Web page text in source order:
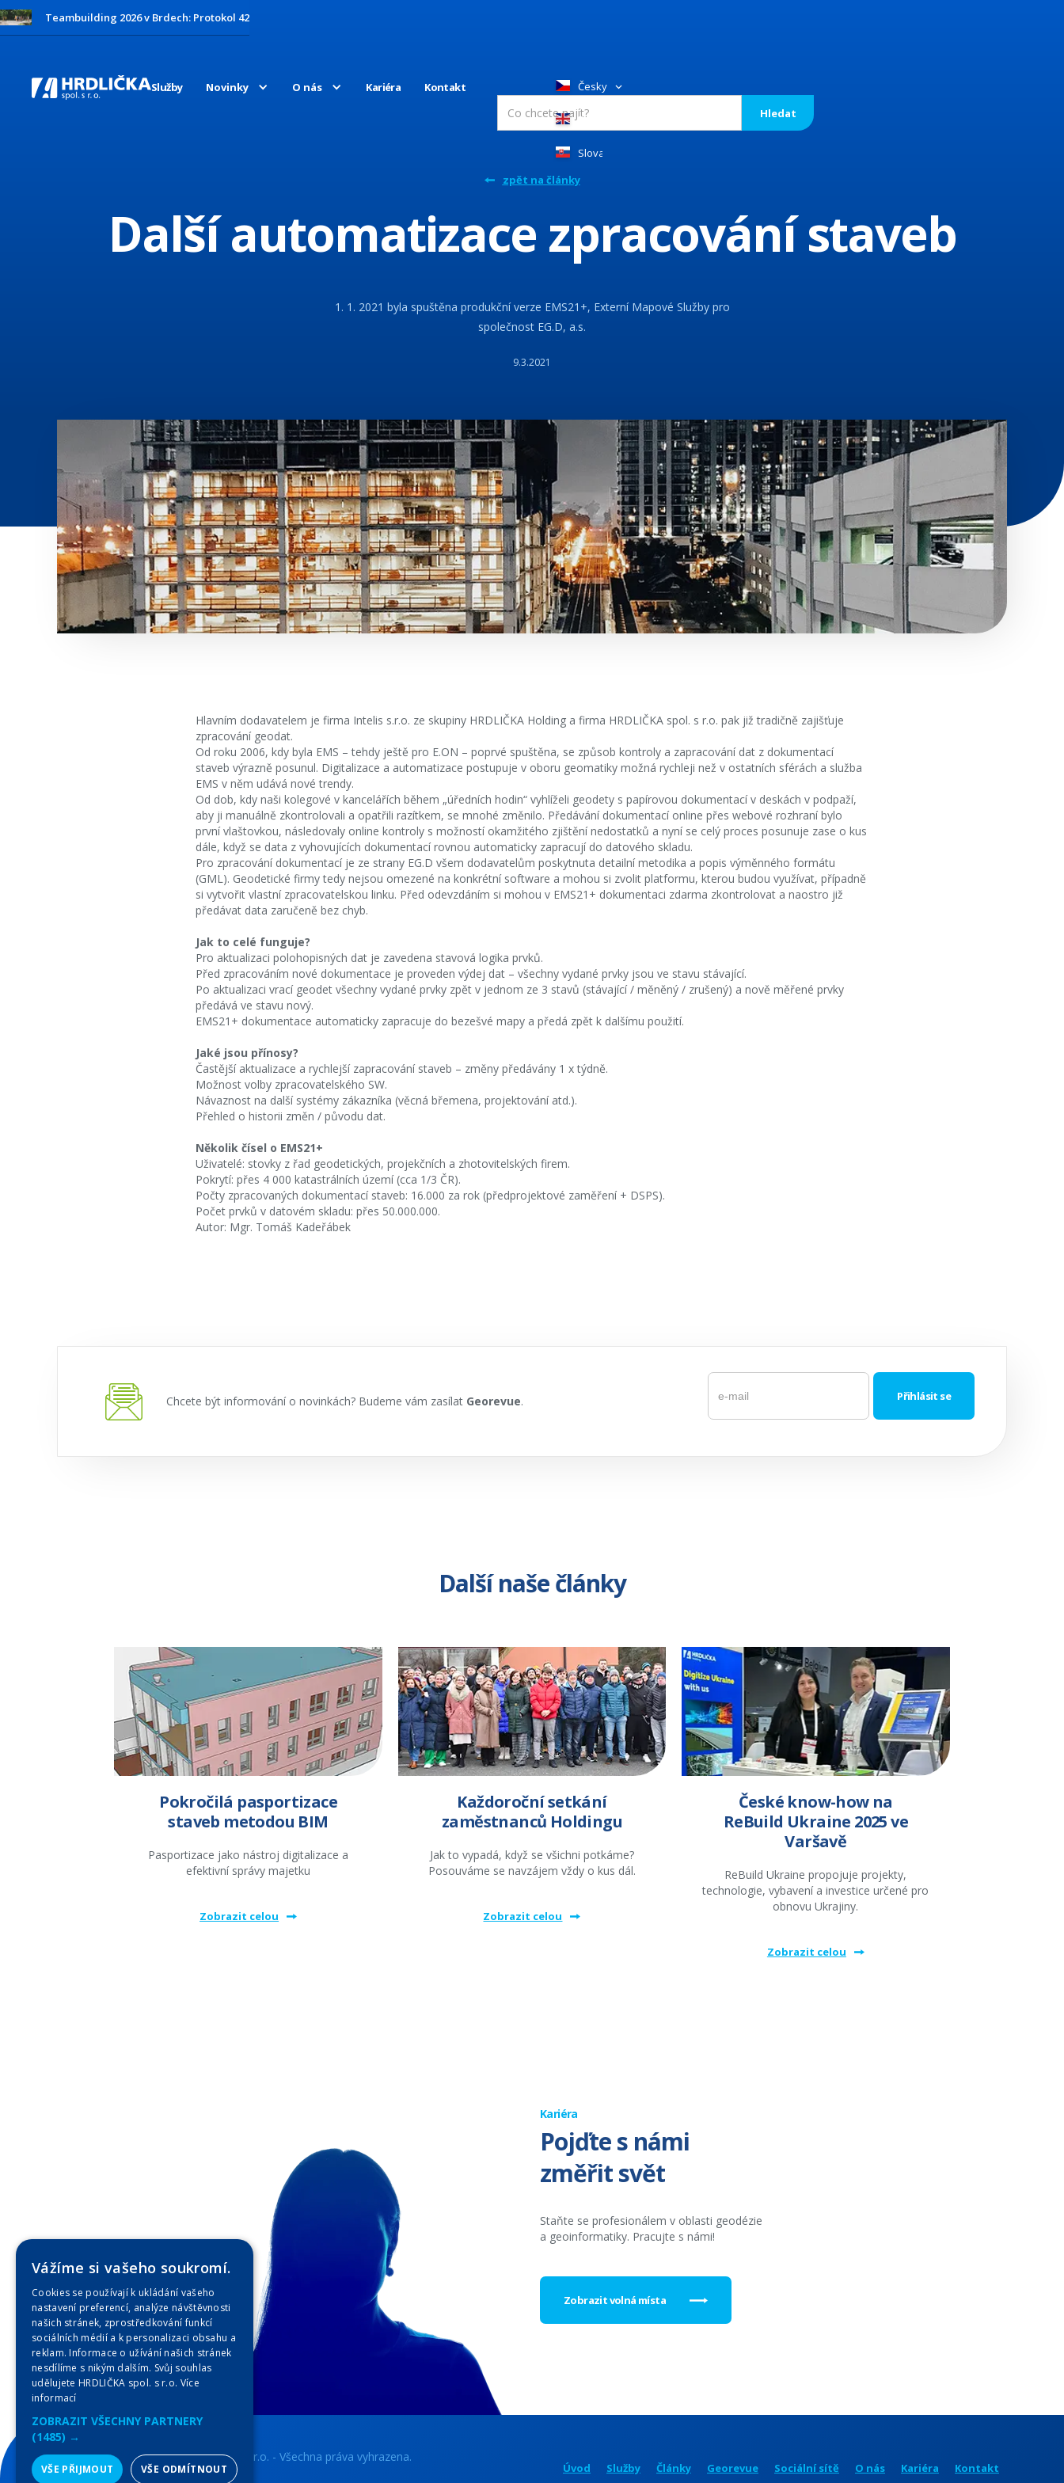
Teambuilding 2026 v Brdech: Protokol 42
Služby Novinky O nás Kariéra Kontakt Česky
English
Slovakia
zpět na články
Další automatizace zpracování staveb
1. 1. 2021 byla spuštěna produkční verze EMS21+, Externí Mapové Služby pro
společnost EG.D, a.s.
9.3.2021
Hlavním dodavatelem je firma Intelis s.r.o. ze skupiny HRDLIČKA Holding a firma HRDLIČKA spol. s r.o. pak již tradičně zajišťuje
zpracování geodat.
Od roku 2006, kdy byla EMS – tehdy ještě pro E.ON – poprvé spuštěna, se způsob kontroly a zapracování dat z dokumentací
staveb výrazně posunul. Digitalizace a automatizace postupuje v oboru geomatiky možná rychleji než v ostatních sférách a služba
EMS v něm udává nové trendy.
Od dob, kdy naši kolegové v kancelářích během „úředních hodin“ vyhlíželi geodety s papírovou dokumentací v deskách v podpaží,
aby ji manuálně zkontrolovali a opatřili razítkem, se mnohé změnilo. Předávání dokumentací online přes webové rozhraní bylo
první vlaštovkou, následovaly online kontroly s možností okamžitého zjištění nedostatků a nyní se celý proces posunuje zase o kus
dále, když se data z vyhovujících dokumentací rovnou automaticky zapracují do datového skladu.
Pro zpracování dokumentací je ze strany EG.D všem dodavatelům poskytnuta detailní metodika a popis výměnného formátu
(GML). Geodetické firmy tedy nejsou omezené na konkrétní software a mohou si zvolit platformu, kterou budou využívat, případně
si vytvořit vlastní zpracovatelskou linku. Před odevzdáním si mohou v EMS21+ dokumentaci zdarma zkontrolovat a naostro již
předávat data zaručeně bez chyb.
Jak to celé funguje?
Pro aktualizaci polohopisných dat je zavedena stavová logika prvků.
Před zpracováním nové dokumentace je proveden výdej dat – všechny vydané prvky jsou ve stavu stávající.
Po aktualizaci vrací geodet všechny vydané prvky zpět v jednom ze 3 stavů (stávající / měněný / zrušený) a nově měřené prvky
předává ve stavu nový.
EMS21+ dokumentace automaticky zapracuje do bezešvé mapy a předá zpět k dalšímu použití.
Jaké jsou přínosy?
Častější aktualizace a rychlejší zapracování staveb – změny předávány 1 x týdně.
Možnost volby zpracovatelského SW.
Návaznost na další systémy zákazníka (věcná břemena, projektování atd.).
Přehled o historii změn / původu dat.
Několik čísel o EMS21+
Uživatelé: stovky z řad geodetických, projekčních a zhotovitelských firem.
Pokrytí: přes 4 000 katastrálních území (cca 1/3 ČR).
Počty zpracovaných dokumentací staveb: 16.000 za rok (předprojektové zaměření + DSPS).
Počet prvků v datovém skladu: přes 50.000.000.
Autor: Mgr. Tomáš Kadeřábek
Chcete být informování o novinkách? Budeme vám zasílat Georevue.
Další naše články
Pokročilá pasportizace
staveb metodou BIM
Pasportizace jako nástroj digitalizace a
efektivní správy majetku
Zobrazit celou
Každoroční setkání
zaměstnanců Holdingu
Jak to vypadá, když se všichni potkáme?
Posouváme se navzájem vždy o kus dál.
Zobrazit celou
České know-how na
ReBuild Ukraine 2025 ve
Varšavě
ReBuild Ukraine propojuje projekty,
technologie, vybavení a investice určené pro
obnovu Ukrajiny.
Zobrazit celou
Kariéra
Pojďte s námi
změřit svět
Staňte se profesionálem v oblasti geodézie
a geoinformatiky. Pracujte s námi!
Zobrazit volná místa
Copyright © 2023 HRDLIČKA spol. s r.o. - Všechna práva vyhrazena.
Úvod Služby Články Georevue Sociální sítě O nás Kariéra Kontakt
Vážíme si vašeho soukromí.
Cookies se používají k ukládání vašeho
nastavení preferencí, analýze návštěvnosti
našich stránek, zprostředkování funkcí
sociálních médií a k personalizaci obsahu a
reklam. Informace o užívání našich stránek
nesdílíme s nikým dalším. Svůj souhlas
udělujete HRDLIČKA spol. s r.o. Více
informací
ZOBRAZIT VŠECHNY PARTNERY
(1485) →
VŠE PŘIJMOUT VŠE ODMÍTNOUT